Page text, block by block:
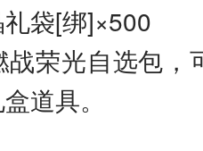
袋[绑]×500
荣光自选包，
道具。